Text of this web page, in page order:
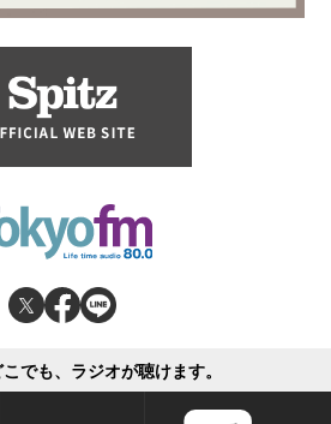
でも、ラジオが聴けます。